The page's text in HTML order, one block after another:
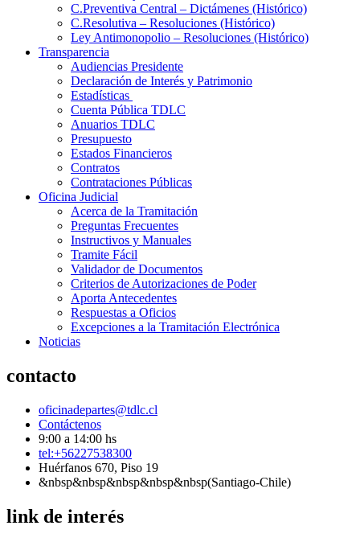
C.Preventiva Central – Dictámenes (Histórico)
C.Resolutiva – Resoluciones (Histórico)
Ley Antimonopolio – Resoluciones (Histórico)
Transparencia
Audiencias Presidente
Declaración de Interés y Patrimonio
Estadísticas
Cuenta Pública TDLC
Anuarios TDLC
Presupuesto
Estados Financieros
Contratos
Contrataciones Públicas
Oficina Judicial
Acerca de la Tramitación
Preguntas Frecuentes
Instructivos y Manuales
Tramite Fácil
Validador de Documentos
Criterios de Autorizaciones de Poder
Aporta Antecedentes
Respuestas a Oficios
Excepciones a la Tramitación Electrónica
Noticias
contacto
oficinadepartes@tdlc.cl
Contáctenos
9:00 a 14:00 hs
tel:+56227538300
Huérfanos 670, Piso 19
&nbsp&nbsp&nbsp&nbsp&nbsp(Santiago-Chile)
link de interés